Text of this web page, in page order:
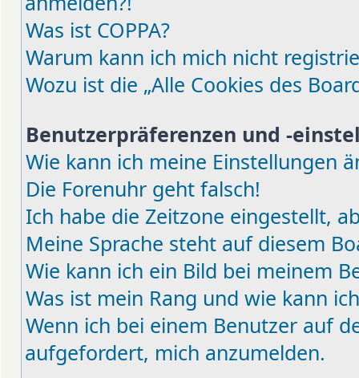
Was ist COPPA?
Warum kann ich mich nicht
Wozu ist die „Alle Cookies des
Benutzerpräferenzen und -
Wie kann ich meine Einstellungen
Die Forenuhr geht falsch!
Ich habe die Zeitzone eingestellt,
Meine Sprache steht auf diesem
Wie kann ich ein Bild bei meinem
Was ist mein Rang und wie kann
Wenn ich bei einem Benutzer auf
aufgefordert, mich anzumelden.